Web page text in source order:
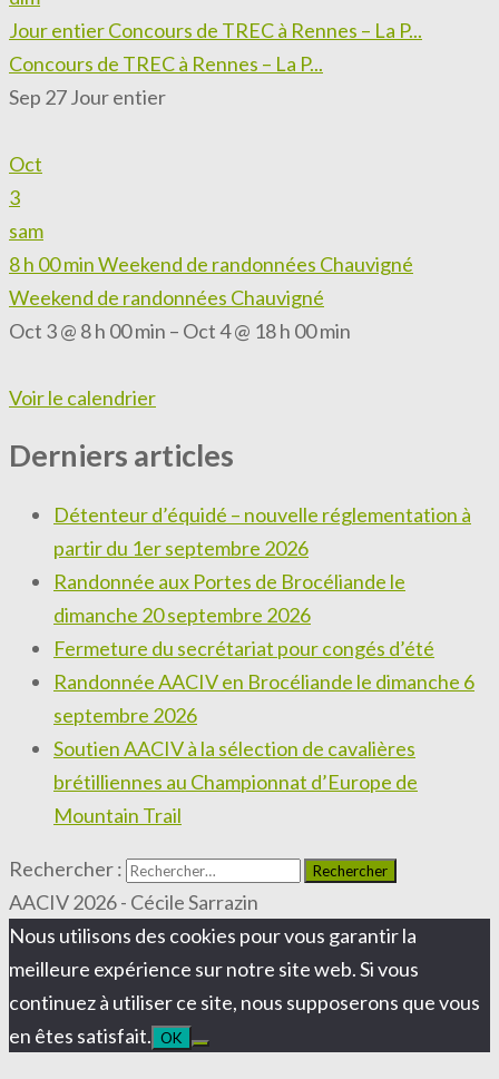
Jour entierConcours de TREC à Rennes – La P...
Concours de TREC à Rennes – La P...
Sep 27Jour entier
Oct
3
sam
8 h 00 minWeekend de randonnées Chauvigné
Weekend de randonnées Chauvigné
Oct 3 @ 8 h 00 min – Oct 4 @ 18 h 00 min
Voir le calendrier
Derniers articles
Détenteur d’équidé – nouvelle réglementation à
partir du 1er septembre 2026
Randonnée aux Portes de Brocéliande le
dimanche 20 septembre 2026
Fermeture du secrétariat pour congés d’été
Randonnée AACIV en Brocéliande le dimanche 6
septembre 2026
Soutien AACIV à la sélection de cavalières
brétilliennes au Championnat d’Europe de
Mountain Trail
Rechercher :
AACIV 2026 - Cécile Sarrazin
Nous utilisons des cookies pour vous garantir la
meilleure expérience sur notre site web. Si vous
continuez à utiliser ce site, nous supposerons que vous
en êtes satisfait. OK